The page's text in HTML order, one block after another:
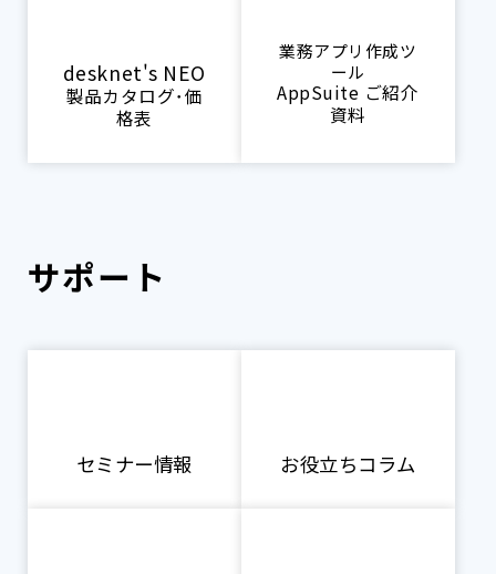
desknet's NEO
製品カタログ･価
格表
業務アプリ作成ツ
ール
AppSuite ご紹介
資料
サポート
セミナー情報 お役立ちコラム